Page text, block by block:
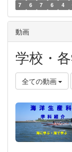
7 6 7 6 4
動画
学校・
全ての動画